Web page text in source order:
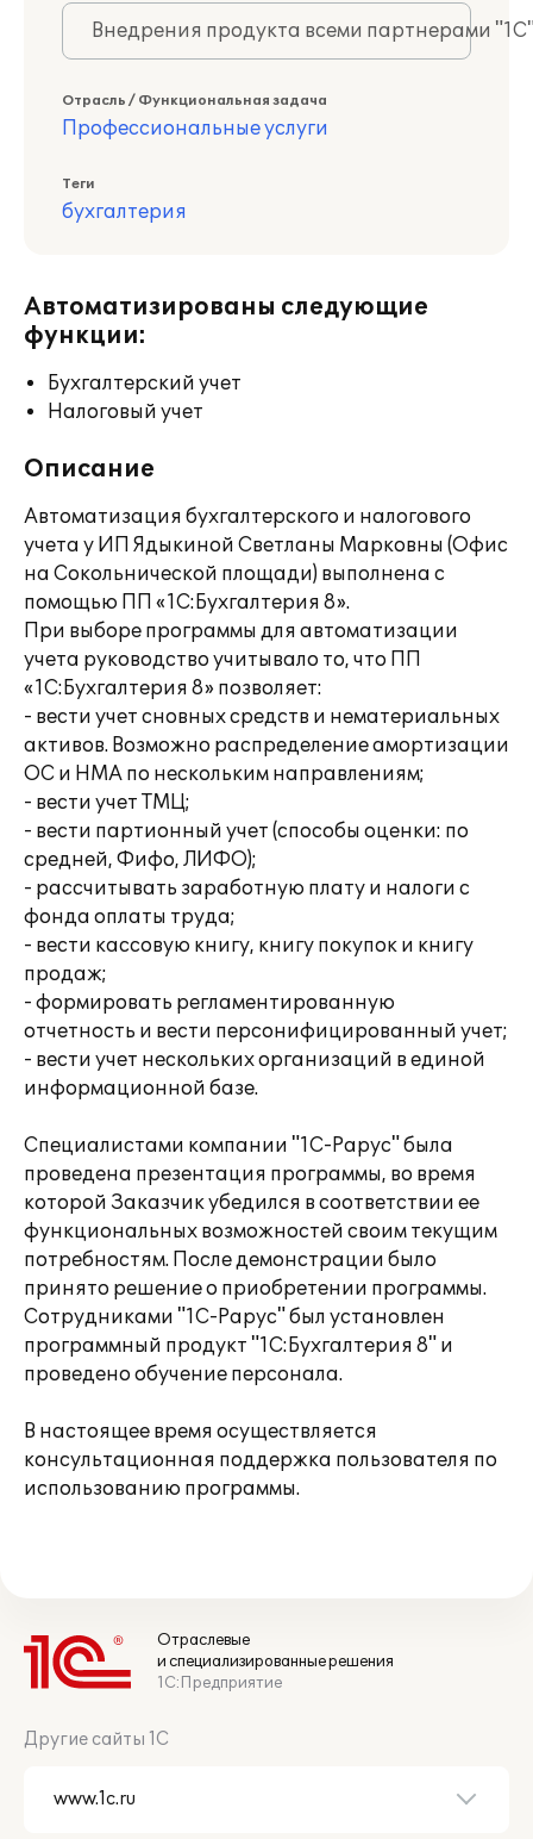
Внедрения продукта всеми партнерами
Отрасль / Функциональная задача
Профессиональные услуги
Теги
бухгалтерия
Автоматизированы следующие
функции:
Бухгалтерский учет
Налоговый учет
Описание
Автоматизация бухгалтерского и налогового
учета у ИП Ядыкиной Светланы Марковны (Офис
на Сокольнической площади) выполнена с
помощью ПП «1С:Бухгалтерия 8».
При выборе программы для автоматизации
учета руководство учитывало то, что ПП
«1С:Бухгалтерия 8» позволяет:
- вести учет сновных средств и нематериальных
активов. Возможно распределение амортизации
ОС и НМА по нескольким направлениям;
- вести учет ТМЦ;
- вести партионный учет (способы оценки: по
средней, Фифо, ЛИФО);
- рассчитывать заработную плату и налоги с
фонда оплаты труда;
- вести кассовую книгу, книгу покупок и книгу
продаж;
- формировать регламентированную
отчетность и вести персонифицированный учет;
- вести учет нескольких организаций в единой
информационной базе.
Специалистами компании "1С-Рарус" была
проведена презентация программы, во время
которой Заказчик убедился в соответствии ее
функциональных возможностей своим текущим
потребностям. После демонстрации было
принято решение о приобретении программы.
Сотрудниками "1С-Рарус" был установлен
программный продукт "1С:Бухгалтерия 8" и
проведено обучение персонала.
В настоящее время осуществляется
консультационная поддержка пользователя по
использованию программы.
Отраслевые
и специализированные решения
1С:Предприятие
Другие сайты 1С